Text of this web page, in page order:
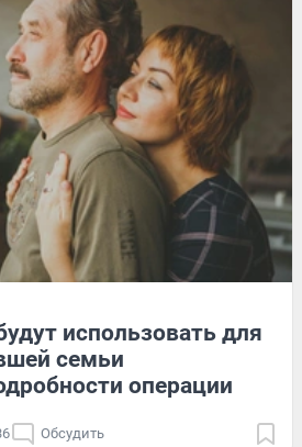
использовать для
семьи
операции
Обсудить